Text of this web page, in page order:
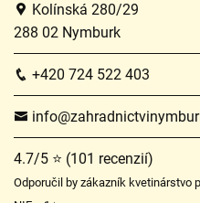
Kolínská 280/29
288 02 Nymburk
+420 724 522 403
4.7/5 ⭐ (101 recenzií)
Odporučil by zákazník kvetinárstvo